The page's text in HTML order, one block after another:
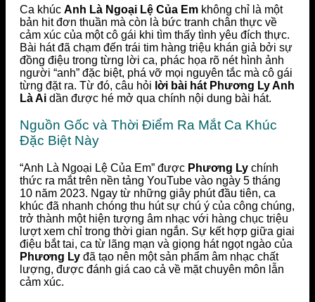
Ca khúc Anh Là Ngoại Lệ Của Em không chỉ là một
bản hit đơn thuần mà còn là bức tranh chân thực về
cảm xúc của một cô gái khi tìm thấy tình yêu đích thực.
Bài hát đã chạm đến trái tim hàng triệu khán giả bởi sự
đồng điệu trong từng lời ca, phác họa rõ nét hình ảnh
người “anh” đặc biệt, phá vỡ mọi nguyên tắc mà cô gái
từng đặt ra. Từ đó, câu hỏi lời bài hát Phương Ly Anh
Là Ai dần được hé mở qua chính nội dung bài hát.
Nguồn Gốc và Thời Điểm Ra Mắt Ca Khúc
Đặc Biệt Này
“Anh Là Ngoại Lệ Của Em” được Phương Ly chính
thức ra mắt trên nền tảng YouTube vào ngày 5 tháng
10 năm 2023. Ngay từ những giây phút đầu tiên, ca
khúc đã nhanh chóng thu hút sự chú ý của công chúng,
trở thành một hiện tượng âm nhạc với hàng chục triệu
lượt xem chỉ trong thời gian ngắn. Sự kết hợp giữa giai
điệu bắt tai, ca từ lãng mạn và giọng hát ngọt ngào của
Phương Ly đã tạo nên một sản phẩm âm nhạc chất
lượng, được đánh giá cao cả về mặt chuyên môn lẫn
cảm xúc.